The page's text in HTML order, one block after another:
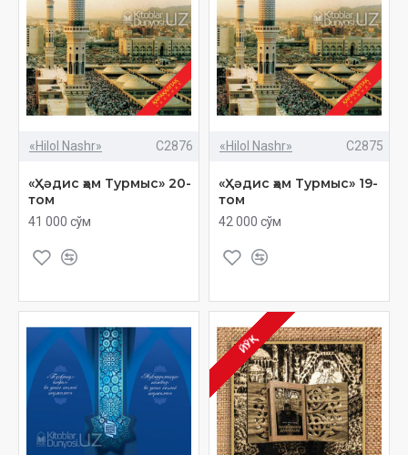
«Hilol Nashr» C2876
«Ҳәдис ҳәм Турмыс» 20-
том
41 000 сўм
«Hilol Nashr» C2875
«Ҳәдис ҳәм Турмыс» 19-
том
42 000 сўм
ЙЎҚ